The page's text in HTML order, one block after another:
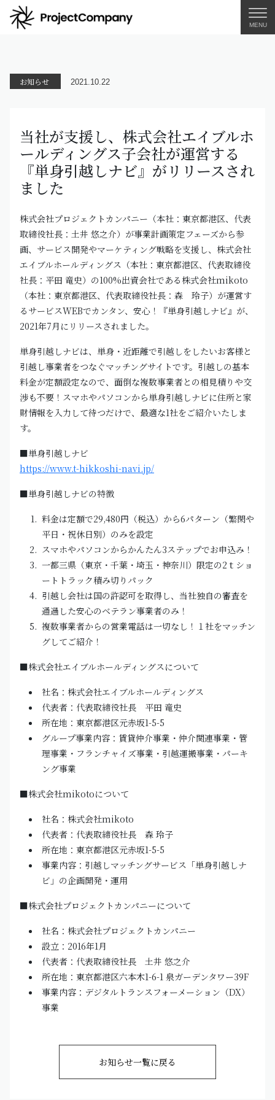
MENU
お知らせ 2021.10.22
当社が支援し、株式会社エイブルホ
ールディングス子会社が運営する
『単身引越しナビ』がリリースされ
ました
株式会社プロジェクトカンパニー（本社：東京都港区、代表
取締役社長：土井 悠之介）が事業計画策定フェーズから参
画、サービス開発やマーケティング戦略を支援し、株式会社
エイブルホールディングス（本社：東京都港区、代表取締役
社長：平田 竜史）の100%出資会社である株式会社mikoto
（本社：東京都港区、代表取締役社長：森 玲子）が運営す
るサービスWEBでカンタン、安心！『単身引越しナビ』が、
2021年7月にリリースされました。
単身引越しナビは、単身・近距離で引越しをしたいお客様と
引越し事業者をつなぐマッチングサイトです。引越しの基本
料金が定額設定なので、面倒な複数事業者との相見積りや交
渉も不要！スマホやパソコンから単身引越しナビに住所と家
財情報を入力して待つだけで、最適な1社をご紹介いたしま
す。
■単身引越しナビ
https://www.t-hikkoshi-navi.jp/
■単身引越しナビの特徴
料金は定額で29,480円（税込）から6パターン（繁閑や
平日・祝休日別）のみを設定
スマホやパソコンからかんたん3ステップでお申込み！
一都三県（東京・千葉・埼玉・神奈川）限定の2ｔショ
ートトラック積み切りパック
引越し会社は国の許認可を取得し、当社独自の審査を
通過した安心のベテラン事業者のみ！
複数事業者からの営業電話は一切なし！１社をマッチン
グしてご紹介！
■株式会社エイブルホールディングスについて
社名：株式会社エイブルホールディングス
代表者：代表取締役社長 平田 竜史
所在地：東京都港区元赤坂1-5-5
グループ事業内容：賃貸仲介事業・仲介関連事業・管
理事業・フランチャイズ事業・引越運搬事業・パーキ
ング事業
■株式会社mikotoについて
社名：株式会社mikoto
代表者：代表取締役社長 森 玲子
所在地：東京都港区元赤坂1-5-5
事業内容：引越しマッチングサービス「単身引越しナ
ビ」の企画開発・運用
■株式会社プロジェクトカンパニーについて
社名：株式会社プロジェクトカンパニー
設立：2016年1月
代表者：代表取締役社長 土井 悠之介
所在地：東京都港区六本木1-6-1 泉ガーデンタワー39F
事業内容：デジタルトランスフォーメーション（DX）
事業
お知らせ一覧に戻る